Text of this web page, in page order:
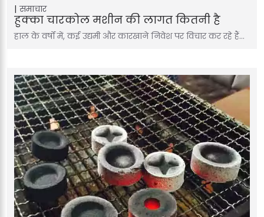
समाचार
हुक्का चारकोल मशीन की लागत कितनी है
हाल के वर्षों में, कई उद्यमी और कारखाने निवेश पर विचार कर रहे हैं…